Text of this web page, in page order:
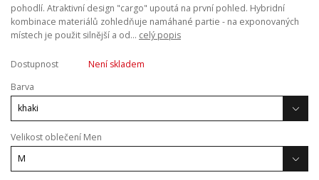
pohodlí. Atraktivní design "cargo" upoutá na první pohled. Hybridní
kombinace materiálů zohledňuje namáhané partie - na exponovaných
místech je použit silnější a od... celý popis
Dostupnost
Není skladem
Barva
Velikost oblečení Men